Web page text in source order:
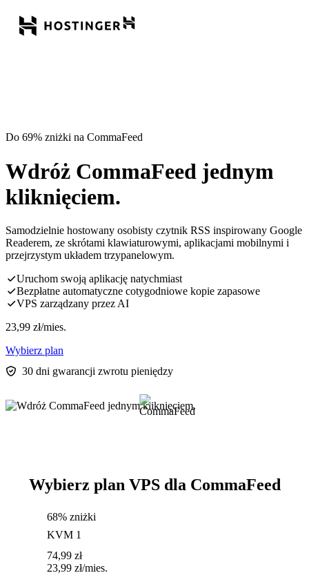
Do 69% zniżki na CommaFeed
Wdróż CommaFeed jednym
kliknięciem.
Samodzielnie hostowany osobisty czytnik RSS inspirowany Google
Readerem, ze skrótami klawiaturowymi, aplikacjami mobilnymi i
przejrzystym układem trzypanelowym.
Uruchom swoją aplikację natychmiast
Bezpłatne automatyczne cotygodniowe kopie zapasowe
VPS zarządzany przez AI
23,99 zł/mies.
Wybierz plan
30 dni gwarancji zwrotu pieniędzy
Wybierz plan VPS dla CommaFeed
68% zniżki
KVM 1
74,99 zł
23,99 zł/mies.